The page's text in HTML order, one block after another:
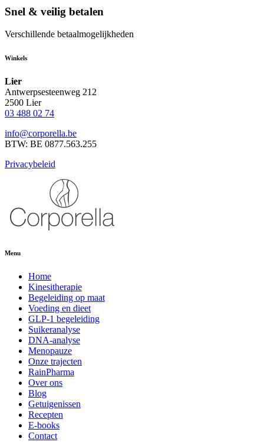
Snel & veilig betalen
Verschillende betaalmogelijkheden
Winkels
Lier
Antwerpsesteenweg 212
2500 Lier
03 488 02 74
info@corporella.be
BTW: BE 0877.563.255
Privacybeleid
Menu
Home
Kinesitherapie
Begeleiding op maat
Voeding en dieet
GLP-1 begeleiding
Suikeranalyse
DNA-analyse
Menopauze
Onze trajecten
RainPharma
Over ons
Blog
Getuigenissen
Recepten
E-books
Contact